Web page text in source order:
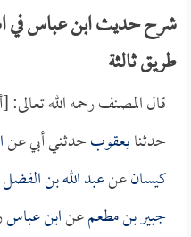
شرح حديث ابن عباس في
طريق ثالثة
قال المصنف رحمه الله تعالى:
حدثنايعقوبحدثني أبي عن
كيسانعنعبد الله بن
جبير بن مطعمعنابن عباس